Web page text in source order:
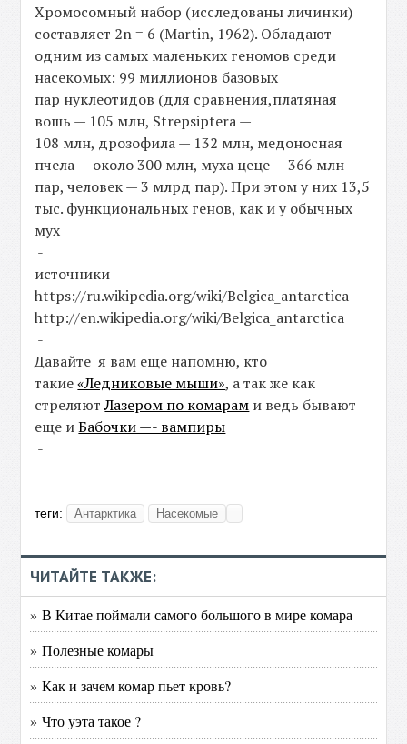
Хромосомный набор (исследованы личинки)
составляет 2n = 6 (Martin, 1962). Обладают
одним из самых маленьких геномов среди
насекомых: 99 миллионов базовых
пар нуклеотидов (для сравнения,платяная
вошь — 105 млн, Strepsiptera —
108 млн, дрозофила — 132 млн, медоносная
пчела — около 300 млн, муха цеце — 366 млн
пар, человек — 3 млрд пар). При этом у них 13,5
тыс. функциональных генов, как и у обычных
мух
-
источники
https://ru.wikipedia.org/wiki/Belgica_antarctica
http://en.wikipedia.org/wiki/Belgica_antarctica
-
Давайте я вам еще напомню, кто
такие«Ледниковые мыши», а так же как
стреляютЛазером по комарам и ведь бывают
еще иБабочки —- вампиры
-
теги: Антарктика Насекомые
ЧИТАЙТЕ ТАКЖЕ:
» В Китае поймали самого большого в мире комара
» Полезные комары
» Как и зачем комар пьет кровь?
» Что уэта такое ?